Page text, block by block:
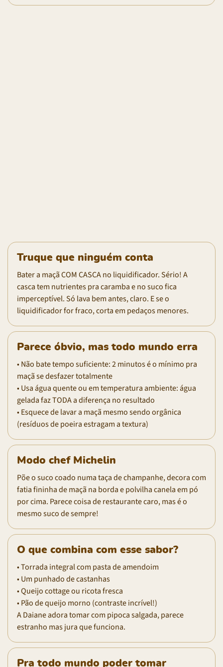
Truque que ninguém conta
Bater a maçã COM CASCA no liquidificador. Sério! A
casca tem nutrientes pra caramba e no suco fica
imperceptível. Só lava bem antes, claro. E se o
liquidificador for fraco, corta em pedaços menores.
Parece óbvio, mas todo mundo erra
• Não bate tempo suficiente: 2 minutos é o mínimo pra
maçã se desfazer totalmente
• Usa água quente ou em temperatura ambiente: água
gelada faz TODA a diferença no resultado
• Esquece de lavar a maçã mesmo sendo orgânica
(resíduos de poeira estragam a textura)
Modo chef Michelin
Põe o suco coado numa taça de champanhe, decora com
fatia fininha de maçã na borda e polvilha canela em pó
por cima. Parece coisa de restaurante caro, mas é o
mesmo suco de sempre!
O que combina com esse sabor?
• Torrada integral com pasta de amendoim
• Um punhado de castanhas
• Queijo cottage ou ricota fresca
• Pão de queijo morno (contraste incrível!)
A Daiane adora tomar com pipoca salgada, parece
estranho mas jura que funciona.
Pra todo mundo poder tomar